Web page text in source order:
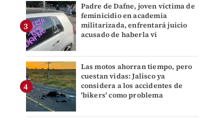
Padre de Dafne, joven víctima de
feminicidio en academia
militarizada, enfrentará juicio
acusado de haberla vi
Las motos ahorran tiempo, pero
cuestan vidas: Jalisco ya
considera a los accidentes de
'bikers' como problema